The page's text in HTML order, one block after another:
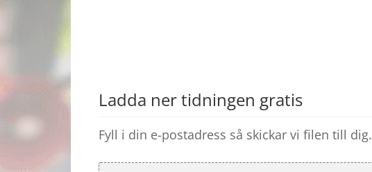
Ladda ner tidningen gratis
Fyll i din e-postadress så skickar vi filen till dig.